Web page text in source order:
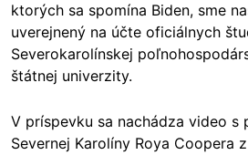
ktorých sa spomína Biden, sme
uverejnený na účte oficiálnych
Severokarolínskej
štátnej univerzity.
V príspevku sa nachádza video s
Severnej Karolíny Roya Coopera